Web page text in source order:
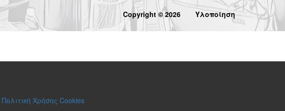
Copyright © 2026 Υλοποίηση
Πολιτική Χρήσης Cookies